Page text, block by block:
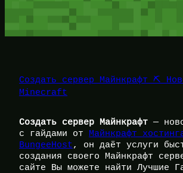
Создать сервер Майнкрафт ⛏️
Minecraft
Создать сервер Майнкрафт —
с гайдами от
Майнкрафт
BungeeHost, он даёт услуги
создания своего Майнкрафт
сайте Вы можете найти Лучшие